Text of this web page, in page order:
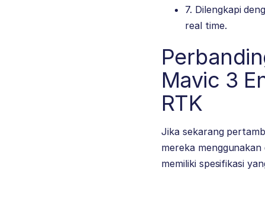
7. Dilengkapi
real time.
Mavic 3
RTK
Jika sekarang
mereka
memiliki spesifikasi